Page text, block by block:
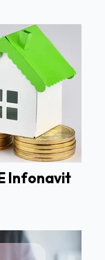
Infonavit